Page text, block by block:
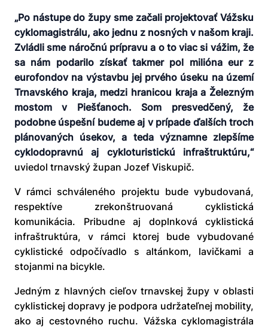
„Po nástupe do župy sme začali projektovať Vážsku
cyklomagistrálu, ako jednu z nosných v našom kraji.
Zvládli sme náročnú prípravu a o to viac si vážim, že
sa nám podarilo získať takmer pol milióna eur z
eurofondov na výstavbu jej prvého úseku na území
Trnavského kraja, medzi hranicou kraja a Železným
mostom v Piešťanoch. Som presvedčený, že
podobne úspešní budeme aj v prípade ďalších troch
plánovaných úsekov, a teda významne zlepšíme
cyklodopravnú aj cykloturistickú infraštruktúru,“
uviedol trnavský župan Jozef Viskupič.
V rámci schváleného projektu bude vybudovaná,
respektíve zrekonštruovaná cyklistická
komunikácia. Pribudne aj doplnková cyklistická
infraštruktúra, v rámci ktorej bude vybudované
cyklistické odpočívadlo s altánkom, lavičkami a
stojanmi na bicykle.
Jedným z hlavných cieľov trnavskej župy v oblasti
cyklistickej dopravy je podpora udržateľnej mobility,
ako aj cestovného ruchu. Vážska cyklomagistrála